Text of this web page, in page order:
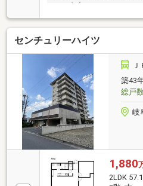
ーム内容：システムキッ
バス・温水洗浄便座トイ
交換、シューズボックス
貼替、LED照明・建具交
センチュリーハイツ
築43
総戸
岐
1,880
2LDK